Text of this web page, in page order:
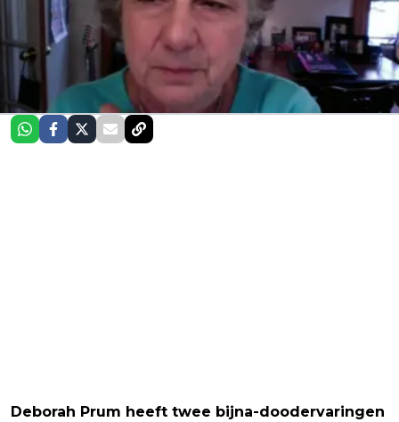
Deborah Prum heeft twee bijna-doodervaringen